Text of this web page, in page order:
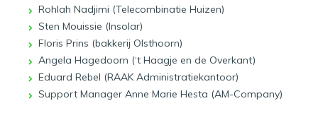
Rohlah Nadjimi (Telecombinatie Huizen)
Sten Mouissie (Insolar)
Floris Prins (bakkerij Olsthoorn)
Angela Hagedoorn (‘t Haagje en de Overkant)
Eduard Rebel (RAAK Administratiekantoor)
Support Manager Anne Marie Hesta (AM-Company)